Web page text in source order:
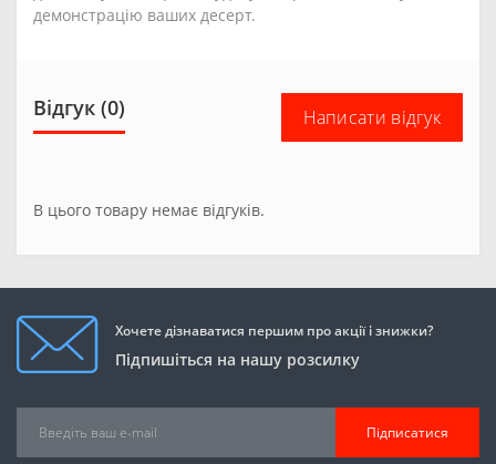
демонстрацію ваших десерт.
Відгук (0) Написати відгук
В цього товару немає відгуків.
Хочете дізнаватися першим про акції і знижки?
Підпишіться на нашу розсилку
Підписатися